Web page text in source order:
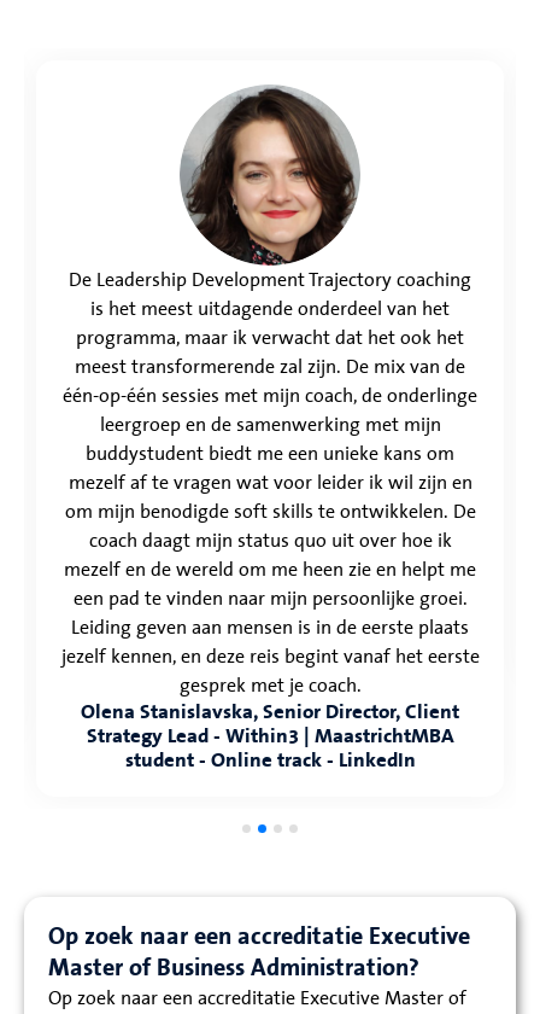
De Leadership Development Trajectory coaching
is het meest uitdagende onderdeel van het
programma, maar ik verwacht dat het ook het
meest transformerende zal zijn. De mix van de
één-op-één sessies met mijn coach, de onderlinge
leergroep en de samenwerking met mijn
buddystudent biedt me een unieke kans om
mezelf af te vragen wat voor leider ik wil zijn en
om mijn benodigde soft skills te ontwikkelen. De
coach daagt mijn status quo uit over hoe ik
mezelf en de wereld om me heen zie en helpt me
een pad te vinden naar mijn persoonlijke groei.
Leiding geven aan mensen is in de eerste plaats
jezelf kennen, en deze reis begint vanaf het eerste
gesprek met je coach.
Olena Stanislavska, Senior Director, Client
Strategy Lead - Within3 | MaastrichtMBA
student - Online track - LinkedIn
Op zoek naar een accreditatie Executive
Master of Business Administration?
Op zoek naar een accreditatie Executive Master of